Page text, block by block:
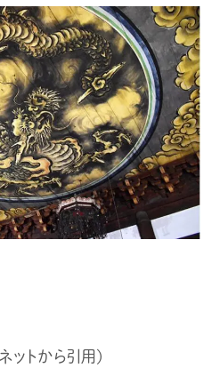
ットから引用)